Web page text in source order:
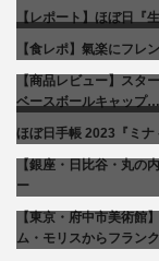
【レポート】ほぼ日『
【食レポ】氣楽にフレ
【商品レビュー】スタ
ベースボールキャップ…
ほぼ日手帳 2023『ミ
【銀座・日比谷・丸の
ー
【東京・府中市美術館
ム・モリスからフラン